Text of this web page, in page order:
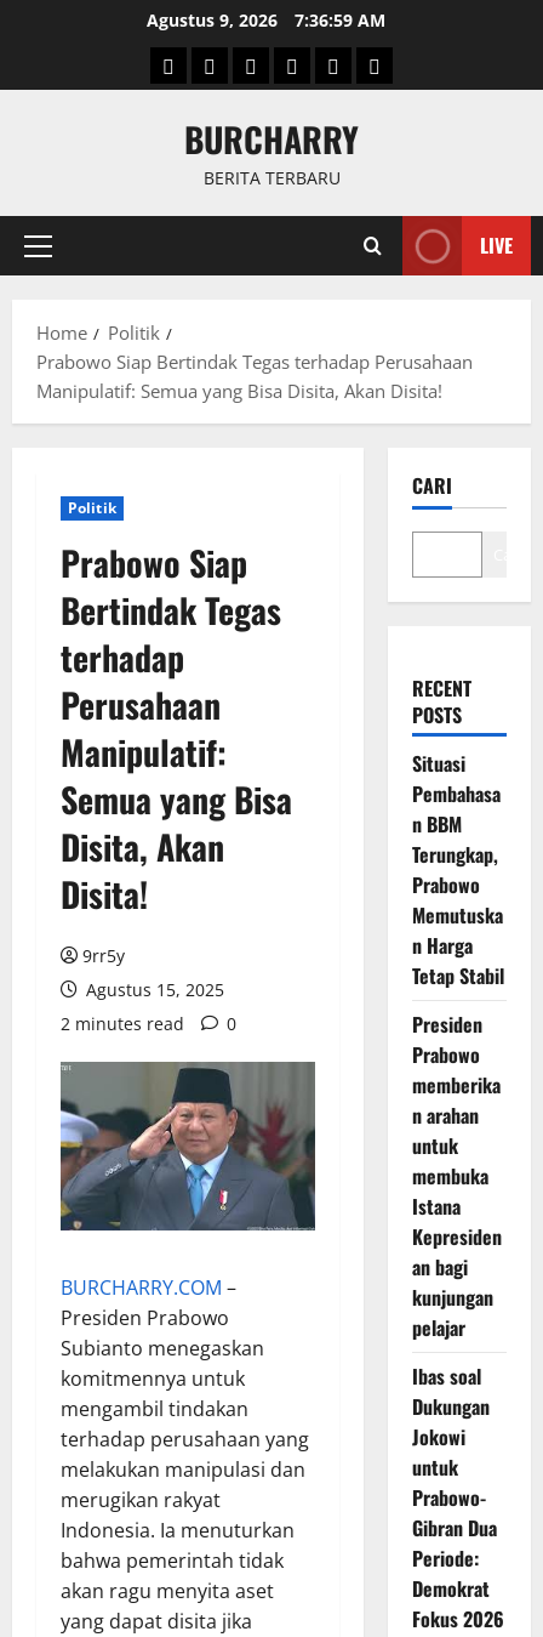
Agustus 9, 2026 7:37:00 AM
BerandaNewsPolitikKeriminal
OlahragaInternasional
BURCHARRY
BERITA TERBARU
Primary
LIVE
Home
Politik
Prabowo Siap Bertindak Tegas terhadap Perusahaan
Manipulatif: Semua yang Bisa Disita, Akan Disita!
Politik
Prabowo Siap
Bertindak Tegas
terhadap
Perusahaan
Manipulatif:
Semua yang Bisa
Disita, Akan
Disita!
9rr5y
Agustus 15, 2025
2 minutes read
0
BURCHARRY.COM –
Presiden Prabowo
Subianto menegaskan
komitmennya untuk
mengambil tindakan
terhadap perusahaan yang
melakukan manipulasi dan
merugikan rakyat
Indonesia. Ia menuturkan
bahwa pemerintah tidak
akan ragu menyita aset
yang dapat disita jika
CARI
RECENT
POSTS
Situasi
Pembahasa
n BBM
Terungkap,
Prabowo
Memutuska
n Harga
Tetap Stabil
Presiden
Prabowo
memberika
n arahan
untuk
membuka
Istana
Kepresiden
an bagi
kunjungan
pelajar
Ibas soal
Dukungan
Jokowi
untuk
Prabowo-
Gibran Dua
Periode:
Demokrat
Fokus 2026